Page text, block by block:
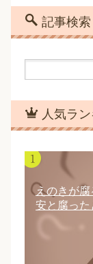
記事検索
人気ラ
えのきが
安と腐っ